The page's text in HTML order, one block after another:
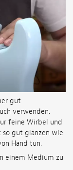
gut
verwenden.
feine Wirbel und
so gut glänzen wie
Hand tun.
einem Medium zu